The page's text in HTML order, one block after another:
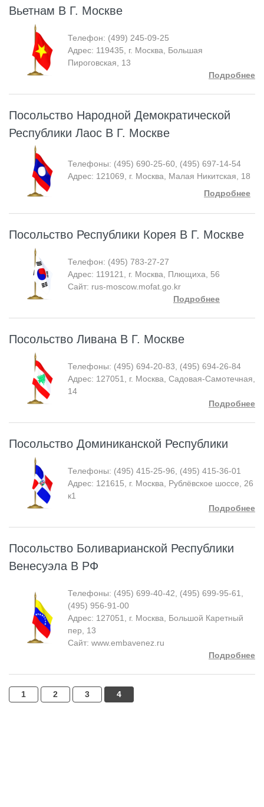
Вьетнам В Г. Москве
Телефон: (499) 245-09-25
Адрес: 119435, г. Москва, Большая
Пироговская, 13
Подробнее
Посольство Народной Демократической
Республики Лаос В Г. Москве
Телефоны: (495) 690-25-60, (495) 697-14-54
Адрес: 121069, г. Москва, Малая Никитская, 18
Подробнее
Посольство Республики Корея В Г. Москве
Телефон: (495) 783-27-27
Адрес: 119121, г. Москва, Плющиха, 56
Сайт: rus-moscow.mofat.go.kr
Подробнее
Посольство Ливана В Г. Москве
Телефоны: (495) 694-20-83, (495) 694-26-84
Адрес: 127051, г. Москва, Садовая-Самотечная,
14
Подробнее
Посольство Доминиканской Республики
Телефоны: (495) 415-25-96, (495) 415-36-01
Адрес: 121615, г. Москва, Рублёвское шоссе, 26
к1
Подробнее
Посольство Боливарианской Республики
Венесуэла В РФ
Телефоны: (495) 699-40-42, (495) 699-95-61,
(495) 956-91-00
Адрес: 127051, г. Москва, Большой Каретный
пер, 13
Сайт: www.embavenez.ru
Подробнее
1 2 3 4